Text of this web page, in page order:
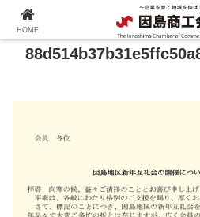
HOME